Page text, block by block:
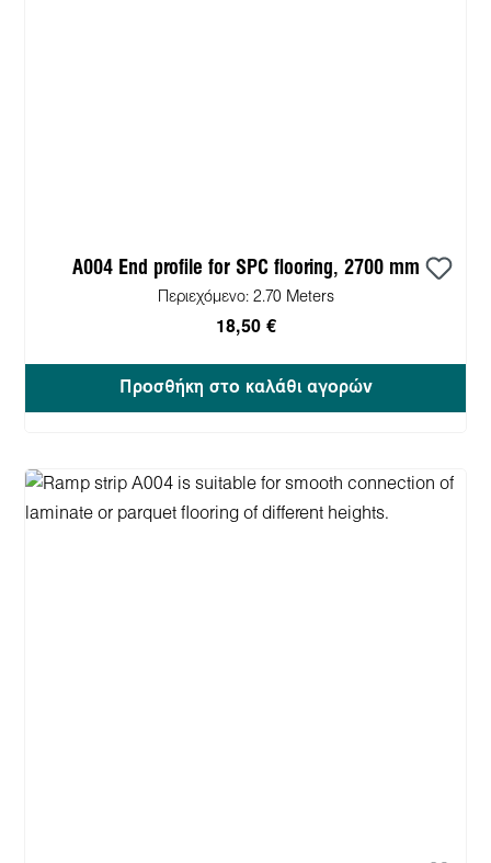
A004 End profile for SPC flooring, 2700 mm
Περιεχόμενο: 2.70 Meters
18,50 €
Προσθήκη στο καλάθι αγορών